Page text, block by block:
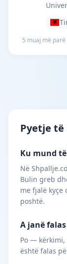
5 muaj më parë
Pyetje të
Ku mund
Në
Bulin greb
me fjalë
poshtë.
A janë
Po —
është falas